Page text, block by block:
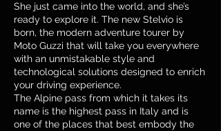
She just came into the world, and she’s
ready to explore it. The new Stelvio is
born, the modern adventure tourer by
Moto Guzzi that will take you everywhere
with an unmistakable style and
technological solutions designed to enrich
your driving experience.
The Alpine pass from which it takes its
name is the highest pass in Italy and is
one of the places that best embody the